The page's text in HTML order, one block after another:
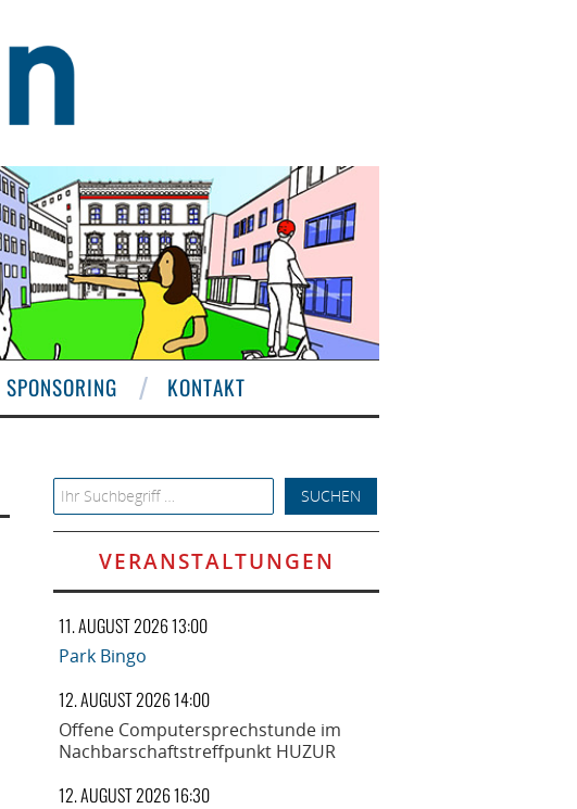
SPONSORING KONTAKT
Search for:
VERANSTALTUNGEN
11. AUGUST 2026 13:00
Park Bingo
12. AUGUST 2026 14:00
Offene Computersprechstunde im
Nachbarschaftstreffpunkt HUZUR
12. AUGUST 2026 16:30